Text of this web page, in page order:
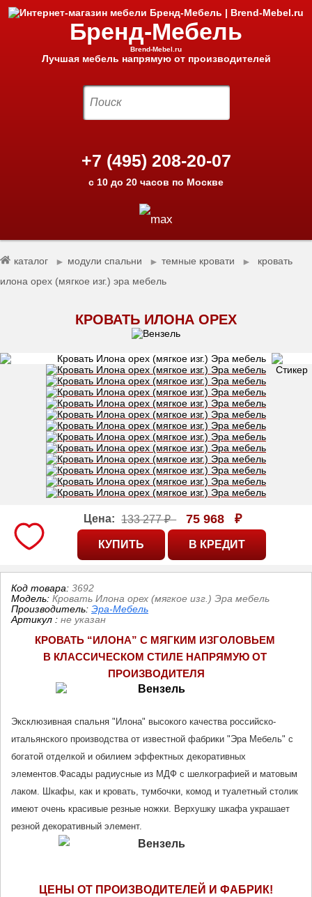
Бренд-Мебель
Brend-Mebel.ru
Лучшая мебель напрямую от производителей
+7 (495) 208-20-07
с 10 до 20 часов по Москве
каталог ► модули спальни ► темные кровати ►
кровать
илона орех (мягкое изг.) эра мебель
КРОВАТЬ ИЛОНА ОРЕХ
Цена: 133 277 ₽ 75 968 ₽
Код товара: 3692
Модель: Кровать Илона орех (мягкое изг.) Эра мебель
Производитель: Эра-Мебель
Артикул : не указан
КРОВАТЬ “ИЛОНА” С МЯГКИМ ИЗГОЛОВЬЕМ
В КЛАССИЧЕСКОМ СТИЛЕ НАПРЯМУЮ ОТ
ПРОИЗВОДИТЕЛЯ
Эксклюзивная спальня "Илона" высокого качества российско-
итальянского производства от известной фабрики "Эра Мебель" с
богатой отделкой и обилием эффектных декоративных
элементов.Фасады радиусные из МДФ с шелкографией и матовым
лаком. Шкафы, как и кровать, тумбочки, комод и туалетный столик
имеют очень красивые резные ножки. Верхушку шкафа украшает
резной декоративный элемент.
ЦЕНЫ ОТ ПРОИЗВОДИТЕЛЕЙ И ФАБРИК!